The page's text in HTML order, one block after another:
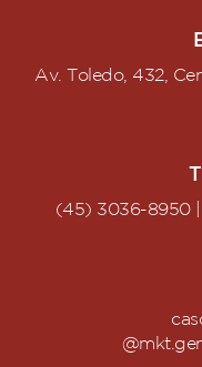
Av. Toledo, 432,
(45) 3036-8950